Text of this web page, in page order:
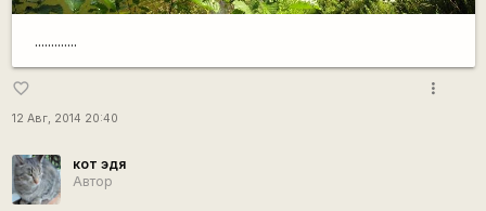
.............
favorite_border
12 Авг, 2014 20:40
more_vert
кот эдя
Автор